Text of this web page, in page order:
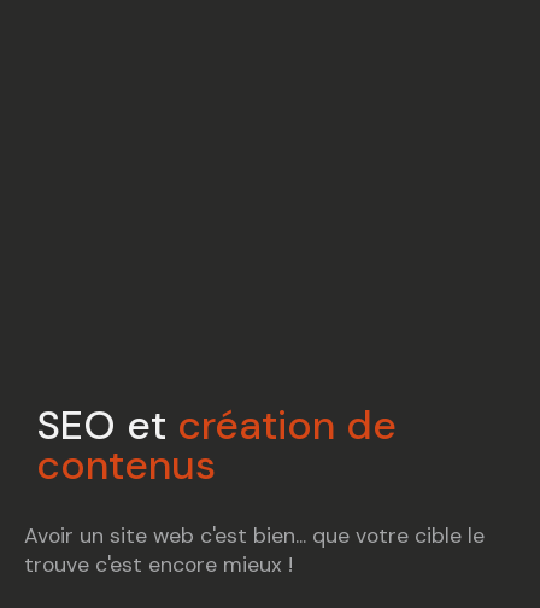
SEO et création de
contenus
Avoir un site web c'est bien... que votre cible le
trouve c'est encore mieux !